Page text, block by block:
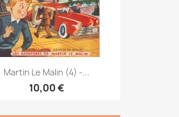
Martin Le Malin (4) -...
10,00 €